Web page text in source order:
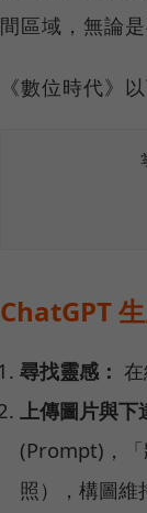
間區域，無論
《數位時代》
ChatGPT
尋找靈感：
上傳圖片與下
(Prompt)，「
照），構圖維